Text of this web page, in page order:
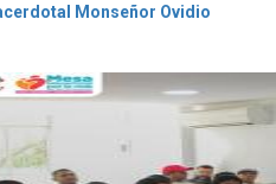
Monseñor Ovidio